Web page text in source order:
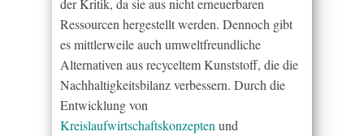
der Kritik, da sie aus nicht erneuerbaren
Ressourcen hergestellt werden. Dennoch gibt
es mittlerweile auch umweltfreundliche
Alternativen aus recyceltem Kunststoff, die die
Nachhaltigkeitsbilanz verbessern. Durch die
Entwicklung von
Kreislaufwirtschaftskonzepten und